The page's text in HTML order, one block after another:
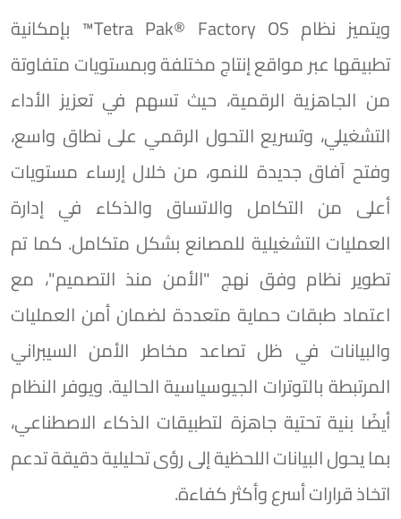
ويتميز نظام Tetra Pak®️ Factory OS™️ بإمكانية
تطبيقها عبر مواقع إنتاج مختلفة وبمستويات متفاوتة
من الجاهزية الرقمية، حيث تسهم في تعزيز الأداء
التشغيلي، وتسريع التحول الرقمي على نطاق واسع،
وفتح آفاق جديدة للنمو، من خلال إرساء مستويات
أعلى من التكامل والاتساق والذكاء في إدارة
العمليات التشغيلية للمصانع بشكل متكامل. كما تم
تطوير نظام وفق نهج "الأمن منذ التصميم"، مع
اعتماد طبقات حماية متعددة لضمان أمن العمليات
والبيانات في ظل تصاعد مخاطر الأمن السيبراني
المرتبطة بالتوترات الجيوسياسية الحالية. ويوفر النظام
أيضًا بنية تحتية جاهزة لتطبيقات الذكاء الاصطناعي،
بما يحول البيانات اللحظية إلى رؤى تحليلية دقيقة تدعم
اتخاذ قرارات أسرع وأكثر كفاءة.